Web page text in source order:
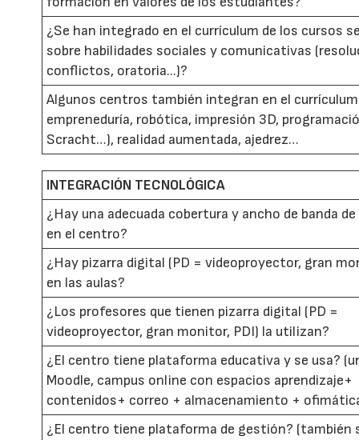
¿Se han integrado en el currículum de los cursos
sobre habilidades sociales y comunicativas
conflictos, oratoria...)?
Algunos centros también integran en el
empreneduría, robótica, impresión 3D,
Scracht…), realidad aumentada, ajedrez…
INTEGRACIÓN TECNOLÓGICA
¿Hay una adecuada cobertura y ancho de banda
en el centro?
¿Hay pizarra digital (PD = videoproyector, gran
en las aulas?
¿Los profesores que tienen pizarra digital (PD =
videoproyector, gran monitor, PDI) la utilizan?
¿El centro tiene plataforma educativa y se usa?
Moodle, campus online con espacios aprendizaje+
contenidos+ correo + almacenamiento +
¿El centro tiene plataforma de gestión? (también